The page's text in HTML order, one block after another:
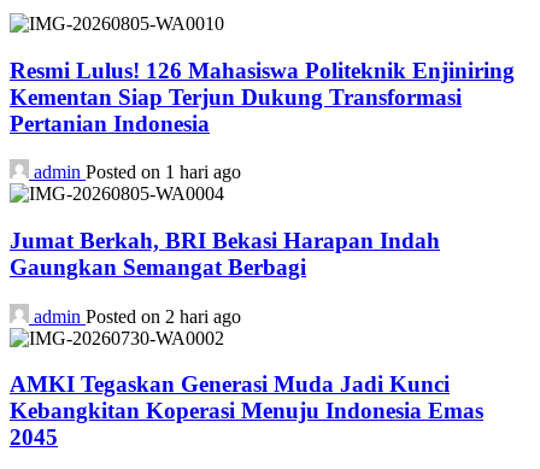
Resmi Lulus! 126 Mahasiswa Politeknik Enjiniring
Kementan Siap Terjun Dukung Transformasi
Pertanian Indonesia
admin Posted on 1 hari ago
Jumat Berkah, BRI Bekasi Harapan Indah
Gaungkan Semangat Berbagi
admin Posted on 2 hari ago
AMKI Tegaskan Generasi Muda Jadi Kunci
Kebangkitan Koperasi Menuju Indonesia Emas
2045